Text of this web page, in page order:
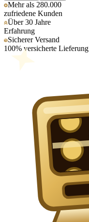
Mehr als 280.000
zufriedene Kunden
Über 30 Jahre
Erfahrung
Sicherer Versand
100% versicherte Lieferung